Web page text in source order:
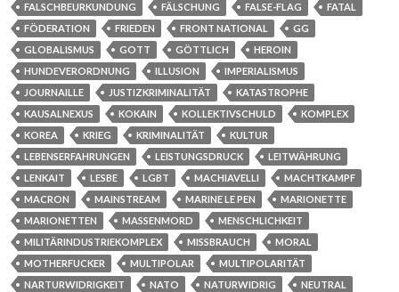
FALSCHBEURKUNDUNG
FÄLSCHUNG FALSE-FLAG
FATAL
FÖDERATION
FRIEDEN FRONT NATIONAL
GG
GLOBALISMUS
GOTT GÖTTLICH
HEROIN
HUNDEVERORDNUNG
ILLUSION
IMPERIALISMUS
JOURNAILLE
JUSTIZKRIMINALITÄT
KATASTROPHE
KAUSALNEXUS
KOKAIN KOLLEKTIVSCHULD
KOMPLEX
KOREA
KRIEG KRIMINALITÄT
KULTUR
LEBENSERFAHRUNGEN
LEISTUNGSDRUCK
LEITWÄHRUNG
LENKAIT
LESBE LGBT MACHIAVELLI
MACHTKAMPF
MACRON
MAINSTREAM MARINE LE PEN
MARIONETTE
MARIONETTEN
MASSENMORD
MENSCHLICHKEIT
MILITÄRINDUSTRIEKOMPLEX
MISSBRAUCH
MORAL
MOTHERFUCKER
MULTIPOLAR
MULTIPOLARITÄT
NARTURWIDRIGKEIT
NATO NATURWIDRIG NEUTRAL